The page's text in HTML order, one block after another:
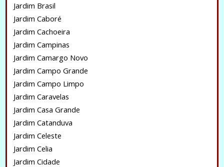
Jardim Brasil
Jardim Caboré
Jardim Cachoeira
Jardim Campinas
Jardim Camargo Novo
Jardim Campo Grande
Jardim Campo Limpo
Jardim Caravelas
Jardim Casa Grande
Jardim Catanduva
Jardim Celeste
Jardim Celia
Jardim Cidade